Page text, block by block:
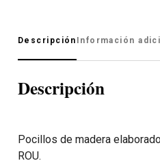
Descripción Información
Descripción
Pocillos de madera
ROU.